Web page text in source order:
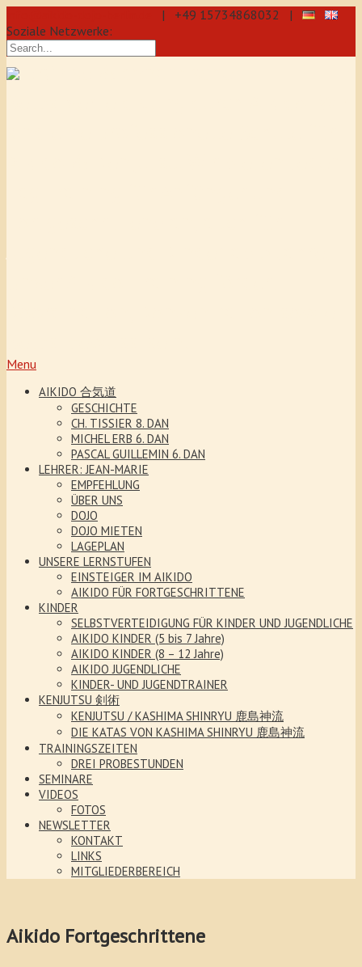
| +49 15734868032 |
Soziale Netzwerke:
Menu
AIKIDO 合気道
GESCHICHTE
CH. TISSIER 8. DAN
MICHEL ERB 6. DAN
PASCAL GUILLEMIN 6. DAN
LEHRER: JEAN-MARIE
EMPFEHLUNG
ÜBER UNS
DOJO
DOJO MIETEN
LAGEPLAN
UNSERE LERNSTUFEN
EINSTEIGER IM AIKIDO
AIKIDO FÜR FORTGESCHRITTENE
KINDER
SELBSTVERTEIDIGUNG FÜR KINDER UND JUGENDLICHE
AIKIDO KINDER (5 bis 7 Jahre)
AIKIDO KINDER (8 – 12 Jahre)
AIKIDO JUGENDLICHE
KINDER- UND JUGENDTRAINER
KENJUTSU 剣術
KENJUTSU / KASHIMA SHINRYU 鹿島神流
DIE KATAS VON KASHIMA SHINRYU 鹿島神流
TRAININGSZEITEN
DREI PROBESTUNDEN
SEMINARE
VIDEOS
FOTOS
NEWSLETTER
KONTAKT
LINKS
MITGLIEDERBEREICH
Aikido Fortgeschrittene